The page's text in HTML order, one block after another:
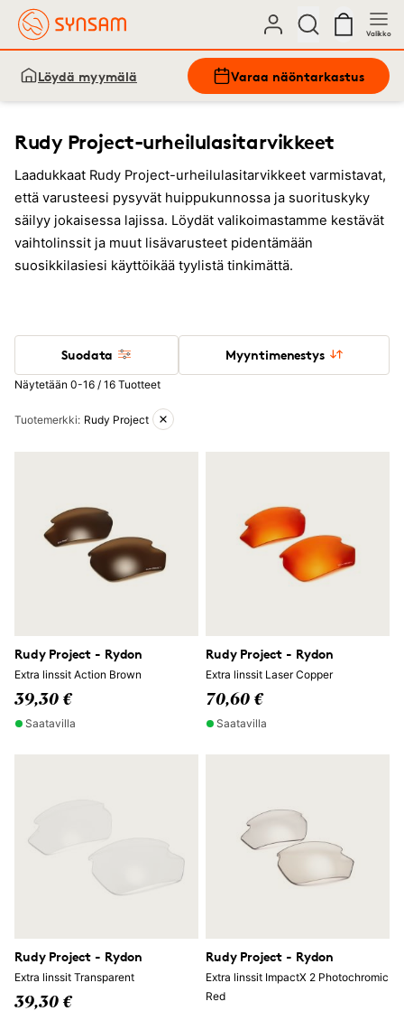
Valikko
Löydä myymälä Varaa näöntarkastus
Rudy Project-urheilulasitarvikkeet
Laadukkaat Rudy Project-urheilulasitarvikkeet varmistavat,
että varusteesi pysyvät huippukunnossa ja suorituskyky
säilyy jokaisessa lajissa. Löydät valikoimastamme kestävät
vaihtolinssit ja muut lisävarusteet pidentämään
suosikkilasiesi käyttöikää tyylistä tinkimättä.
Suodata Myyntimenestys
Näytetään 0-16 / 16 Tuotteet
Aktiiviset suodattimet
Tuotemerkki: Rudy Project
Rudy Project - Rydon
Extra linssit Action Brown
39,30 €
Saatavilla
Rudy Project - Rydon
Extra linssit Laser Copper
70,60 €
Saatavilla
Rudy Project - Rydon
Extra linssit Transparent
39,30 €
Rudy Project - Rydon
Extra linssit ImpactX 2 Photochromic
Red